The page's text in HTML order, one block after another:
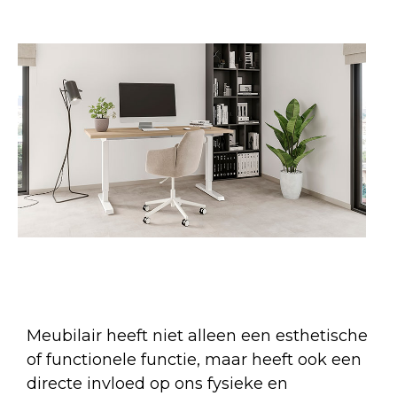
Meubilair heeft niet alleen een esthetische
of functionele functie, maar heeft ook een
directe invloed op ons fysieke en